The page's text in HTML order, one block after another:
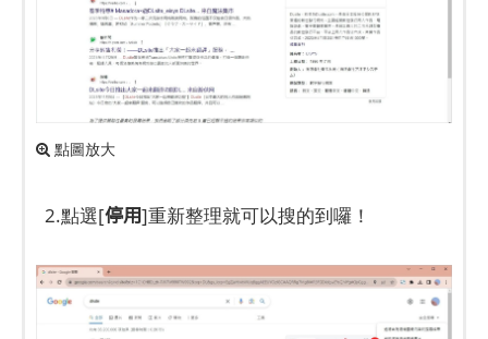
點圖放大
2.點選[停用]重新整理就可以搜的到囉！